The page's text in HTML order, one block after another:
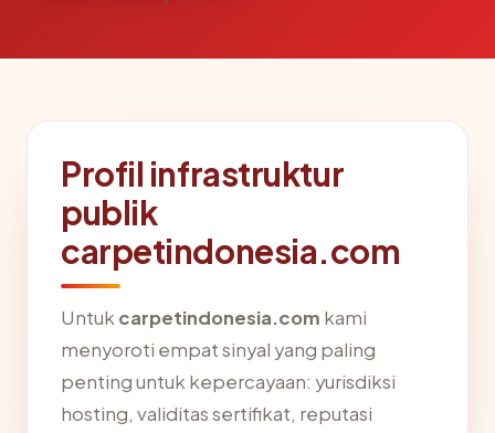
Profil infrastruktur
publik
carpetindonesia.com
Untuk carpetindonesia.com kami
menyoroti empat sinyal yang paling
penting untuk kepercayaan: yurisdiksi
hosting, validitas sertifikat, reputasi